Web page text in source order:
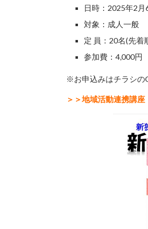
日時：2025年2
対象：成人一般
定 員：20名(先着
参加費：4,000円
※お申込みはチラシの
＞＞地域活動連携講